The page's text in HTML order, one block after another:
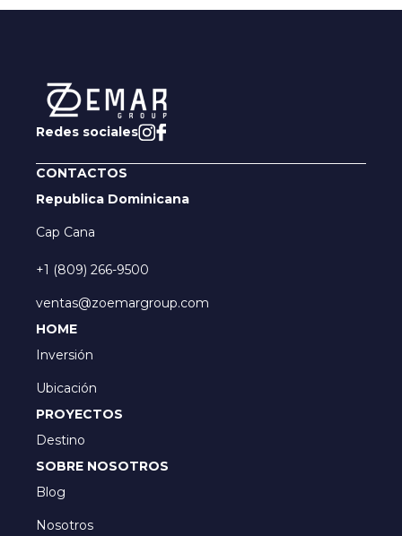
Redes sociales
CONTACTOS
Republica Dominicana
Cap Cana
+1 (809) 266-9500
ventas@zoemargroup.com
HOME
Inversión
Ubicación
PROYECTOS
Destino
SOBRE NOSOTROS
Blog
Nosotros